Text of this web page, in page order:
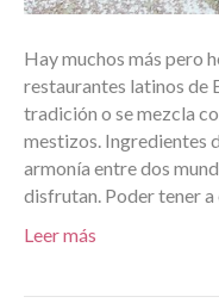
Hay muchos más pero
restaurantes latinos de
tradición o se mezcla
mestizos. Ingredientes
armonía entre dos
disfrutan. Poder tener
Leer más